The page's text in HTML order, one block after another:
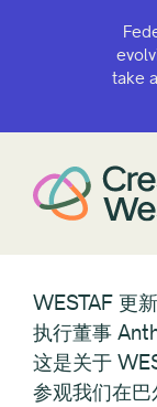
take
WESTAF 更
执行董事
这是关于
参观我们在